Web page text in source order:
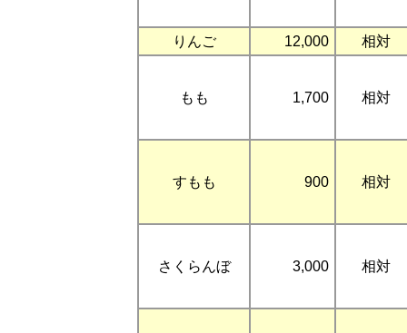
りんご 12,000 相対
もも 1,700 相対
すもも 900 相対
さくらんぼ 3,000 相対